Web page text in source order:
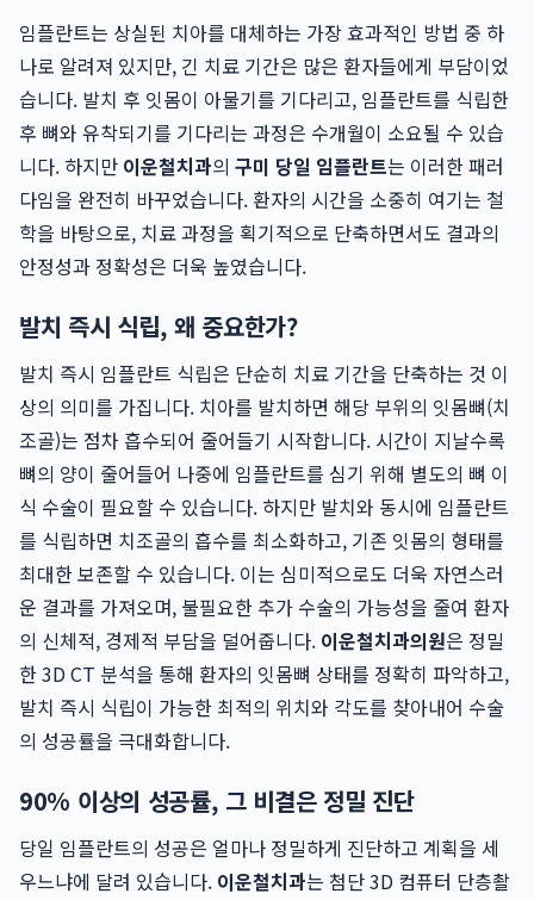
임플란트는 상실된 치아를 대체하는 가장 효과적인 방법 중 하
나로 알려져 있지만, 긴 치료 기간은 많은 환자들에게 부담이었
습니다. 발치 후 잇몸이 아물기를 기다리고, 임플란트를 식립한
후 뼈와 유착되기를 기다리는 과정은 수개월이 소요될 수 있습
니다. 하지만 이운철치과의 구미 당일 임플란트는 이러한 패러
다임을 완전히 바꾸었습니다. 환자의 시간을 소중히 여기는 철
학을 바탕으로, 치료 과정을 획기적으로 단축하면서도 결과의
안정성과 정확성은 더욱 높였습니다.
발치 즉시 식립, 왜 중요한가?
발치 즉시 임플란트 식립은 단순히 치료 기간을 단축하는 것 이
상의 의미를 가집니다. 치아를 발치하면 해당 부위의 잇몸뼈(치
조골)는 점차 흡수되어 줄어들기 시작합니다. 시간이 지날수록
뼈의 양이 줄어들어 나중에 임플란트를 심기 위해 별도의 뼈 이
식 수술이 필요할 수 있습니다. 하지만 발치와 동시에 임플란트
를 식립하면 치조골의 흡수를 최소화하고, 기존 잇몸의 형태를
최대한 보존할 수 있습니다. 이는 심미적으로도 더욱 자연스러
운 결과를 가져오며, 불필요한 추가 수술의 가능성을 줄여 환자
의 신체적, 경제적 부담을 덜어줍니다. 이운철치과의원은 정밀
한 3D CT 분석을 통해 환자의 잇몸뼈 상태를 정확히 파악하고,
발치 즉시 식립이 가능한 최적의 위치와 각도를 찾아내어 수술
의 성공률을 극대화합니다.
90% 이상의 성공률, 그 비결은 정밀 진단
당일 임플란트의 성공은 얼마나 정밀하게 진단하고 계획을 세
우느냐에 달려 있습니다. 이운철치과는 첨단 3D 컴퓨터 단층촬